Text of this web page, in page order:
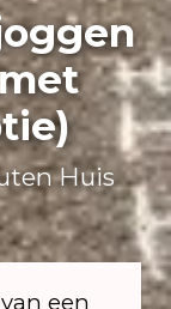
Huis
een